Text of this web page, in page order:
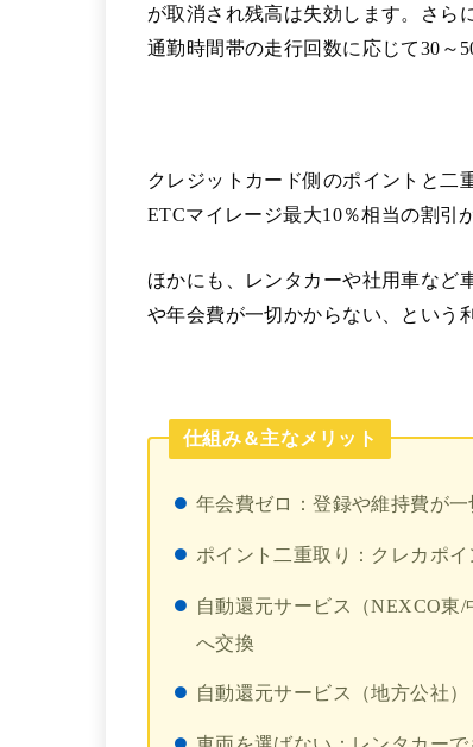
が取消され残高は失効します。さら
通勤時間帯の走行回数に応じて30～
クレジットカード側のポイントと二
ETCマイレージ最大10％相当の割引
ほかにも、レンタカーや社用車など
や年会費が一切かからない、という
仕組み＆主なメリット
年会費ゼロ：登録や維持費が
ポイント二重取り：クレカポ
自動還元サービス（NEXCO東
へ交換
自動還元サービス（地方公社